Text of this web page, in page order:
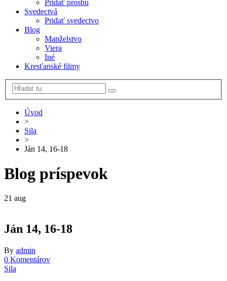
Pridať prosbu
Svedectvá
Pridať svedectvo
Blog
Manželstvo
Viera
Iné
Kresťanské filmy
Úvod
>
Sila
>
Ján 14, 16-18
Blog príspevok
21 aug
Ján 14, 16-18
By admin
0 Komentárov
Sila